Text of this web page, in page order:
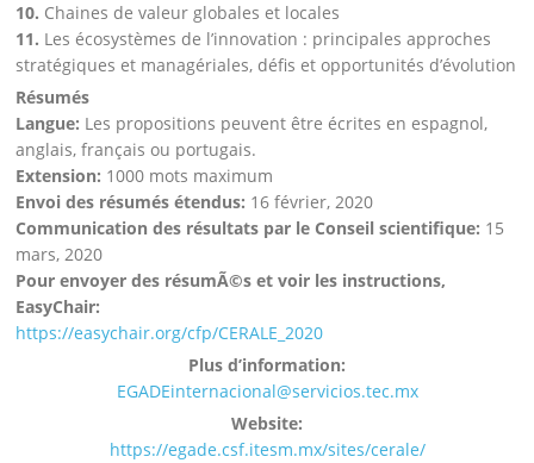
10. Chaines de valeur globales et locales
11. Les écosystèmes de l’innovation : principales approches
stratégiques et managériales, défis et opportunités d’évolution
Résumés
Langue: Les propositions peuvent être écrites en espagnol,
anglais, français ou portugais.
Extension: 1000 mots maximum
Envoi des résumés étendus: 16 février, 2020
Communication des résultats par le Conseil scientifique: 15
mars, 2020
Pour envoyer des résumÃ©s et voir les instructions,
EasyChair:
https://easychair.org/cfp/CERALE_2020
Plus d’information:
EGADEinternacional@servicios.tec.mx
Website:
https://egade.csf.itesm.mx/sites/cerale/